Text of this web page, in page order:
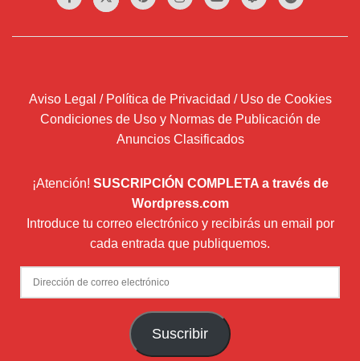
Aviso Legal / Política de Privacidad / Uso de Cookies
Condiciones de Uso y Normas de Publicación de
Anuncios Clasificados
¡Atención! SUSCRIPCIÓN COMPLETA a través de
Wordpress.com
Introduce tu correo electrónico y recibirás un email por
cada entrada que publiquemos.
Dirección
de
Suscribir